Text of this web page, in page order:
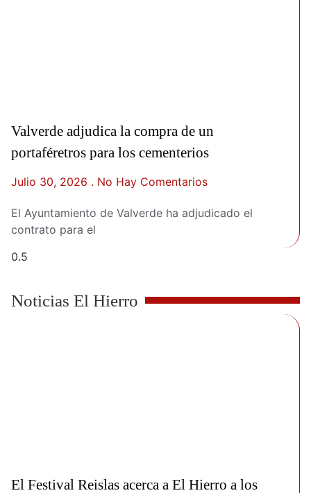
Valverde adjudica la compra de un
portaféretros para los cementerios
Julio 30, 2026 No Hay Comentarios
El Ayuntamiento de Valverde ha adjudicado el
contrato para el
Noticias El Hierro
El Festival Reislas acerca a El Hierro a los